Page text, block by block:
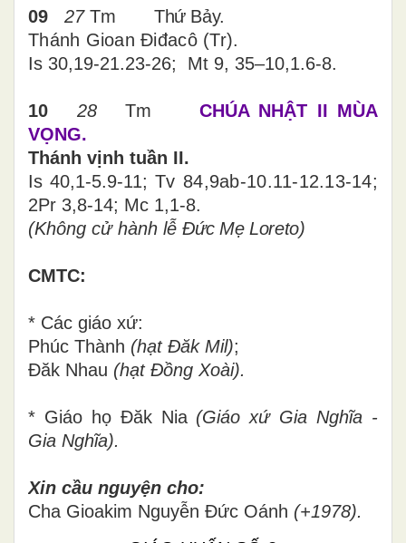
09 27Tm Thứ Bảy.
Thánh Gioan Điđacô (Tr).
Is 30,19-21.23-26; Mt 9, 35–10,1.6-8.
10 28Tm CHÚA NHẬT II MÙA
VỌNG.
Thánh vịnh tuần II.
Is 40,1-5.9-11;Tv 84,9ab-10.11-12.13-14;
2Pr 3,8-14; Mc 1,1-8.
(Không cử hành lễ Đức Mẹ Loreto)
CMTC:
* Các giáo xứ:
Phúc Thành (hạt Đăk Mil);
Đăk Nhau (hạt Đồng Xoài).
* Giáo họ Đăk Nia (Giáo xứ Gia Nghĩa -
Gia Nghĩa).
Xin cầu nguyện cho:
Cha Gioakim Nguyễn Đức Oánh (+1978).